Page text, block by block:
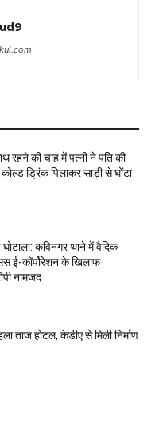
रहने की चाह में पत्नी ने पति की
ड्रिंक पिलाकर साड़ी से घोंटा
कविनगर थाने में वैदिक
ई-कॉर्पोरेशन के खिलाफ
नामजद
ताज होटल, केडीए से मिली निर्माण